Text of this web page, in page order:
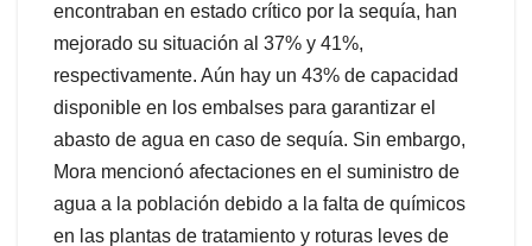
encontraban en estado crítico por la sequía, han
mejorado su situación al 37% y 41%,
respectivamente. Aún hay un 43% de capacidad
disponible en los embalses para garantizar el
abasto de agua en caso de sequía. Sin embargo,
Mora mencionó afectaciones en el suministro de
agua a la población debido a la falta de químicos
en las plantas de tratamiento y roturas leves de